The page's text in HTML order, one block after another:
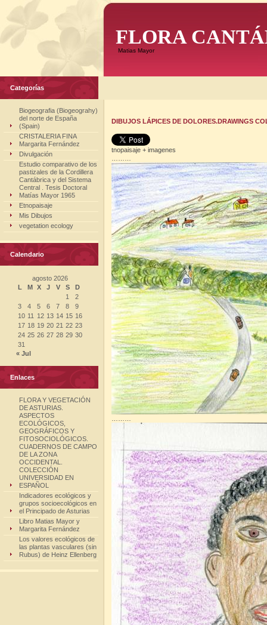
FLORA
Matias Mayor
Categorías
Biogeografia (Biogeograhy)
del norte de España
(Spain)
CRISTALERIA FINA
Margarita Fernández
Divulgación
Estudio comparativo de los
pastizales de la Cordillera
Cantábrica y del Sistema
Central . Tesis Doctoral
Matías Mayor 1965
Etnopaisaje
Mis Dibujos
vegetation ecology
Calendario
agosto 2026
L
M X J V S
D
1
2
3
4 5 6 7 8
9
10 11 12 13 14 15 16
17 18 19 20 21 22 23
24 25 26 27 28 29 30
31
« Jul
Enlaces
FLORA Y VEGETACIÓN
DE ASTURIAS.
ASPECTOS
ECOLÓGICOS,
GEOGRÁFICOS Y
FITOSOCIOLÓGICOS.
CUADERNOS DE CAMPO
DE LA ZONA
OCCIDENTAL.
COLECCIÓN
UNIVERSIDAD EN
ESPAÑOL
Indicadores ecológicos y
grupos socioecológicos en
el Principado de Asturias
Libro Matias Mayor y
Margarita Fernández
Los valores ecológicos de
las plantas vasculares (sin
Rubus) de Heinz Ellenberg
DIBUJOS LÁPICES DE DOLORES.DRAWINGS
tnopaisaje + imagenes